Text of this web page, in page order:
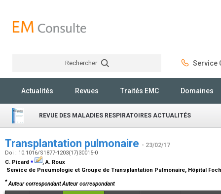
Rechercher Service
Actualités Revues Traités EMC Domaines
REVUE DES MALADIES RESPIRATOIRES ACTUALITÉS
Transplantation pulmonaire - 23/02/17
Doi : 10.1016/S1877-1203(17)30015-0
C. Picard ⁎
, A. Roux
Service de Pneumologie et Groupe de Transplantation Pulmonaire, Hôpital
* Auteur correspondant Auteur correspondant